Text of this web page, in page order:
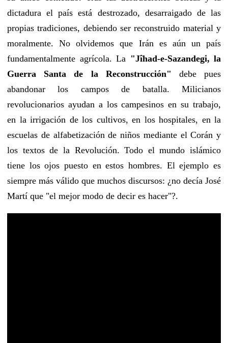
dictadura el país está destrozado, desarraigado de las
propias tradiciones, debiendo ser reconstruido material y
moralmente. No olvidemos que Irán es aún un país
fundamentalmente agrícola. La "Jîhad-e-Sazandegi, la
Guerra Santa de la Reconstrucción" debe pues
abandonar los campos de batalla. Milicianos
revolucionarios ayudan a los campesinos en su trabajo,
en la irrigación de los cultivos, en los hospitales, en la
escuelas de alfabetización de niños mediante el Corán y
los textos de la Revolución. Todo el mundo islámico
tiene los ojos puesto en estos hombres. El ejemplo es
siempre más válido que muchos discursos: ¿no decía José
Martí que "el mejor modo de decir es hacer"?.